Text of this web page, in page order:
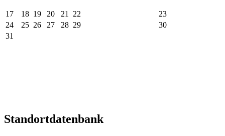
17 18 19 20 21 22
23
24
25 26 27 28 29
30
31
Standortdatenbank